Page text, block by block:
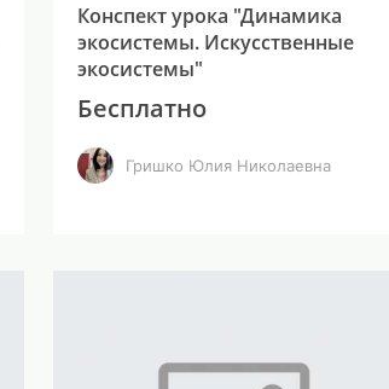
Конспект урока "Динамика
экосистемы. Искусственные
экосистемы"
Бесплатно
Гришко Юлия Николаевна